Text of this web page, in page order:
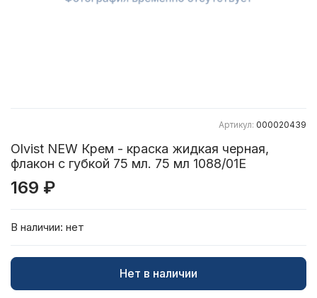
Артикул: 000020439
Olvist NEW Крем - краска жидкая черная,
флакон с губкой 75 мл. 75 мл 1088/01E
169 ₽
В наличии: нет
Нет в наличии